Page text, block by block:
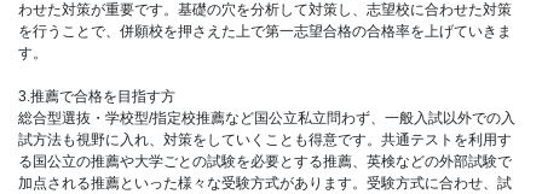
わせた対策が重要です。基礎の穴を分析して対策し、志望校に合わせた対策
を行うことで、併願校を押さえた上で第一志望合格の合格率を上げていきま
す。
3.推薦で合格を目指す方
総合型選抜・学校型/指定校推薦など国公立私立問わず、一般入試以外での入
試方法も視野に入れ、対策をしていくことも得意です。共通テストを利用す
る国公立の推薦や大学ごとの試験を必要とする推薦、英検などの外部試験で
加点される推薦といった様々な受験方式があります。受験方式に合わせ、試